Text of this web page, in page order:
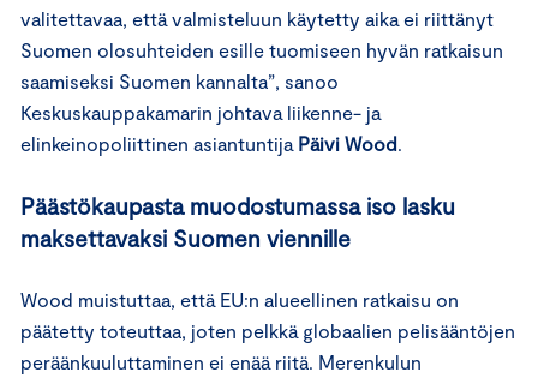
valitettavaa, että valmisteluun käytetty aika ei riittänyt
Suomen olosuhteiden esille tuomiseen hyvän ratkaisun
saamiseksi Suomen kannalta”, sanoo
Keskuskauppakamarin johtava liikenne- ja
elinkeinopoliittinen asiantuntija Päivi Wood
Päästökaupasta muodostumassa iso lasku
maksettavaksi Suomen viennille
Wood muistuttaa, että EU:n alueellinen ratkaisu on
päätetty toteuttaa, joten pelkkä globaalien pelisääntöjen
peräänkuuluttaminen ei enää riitä. Merenkulun